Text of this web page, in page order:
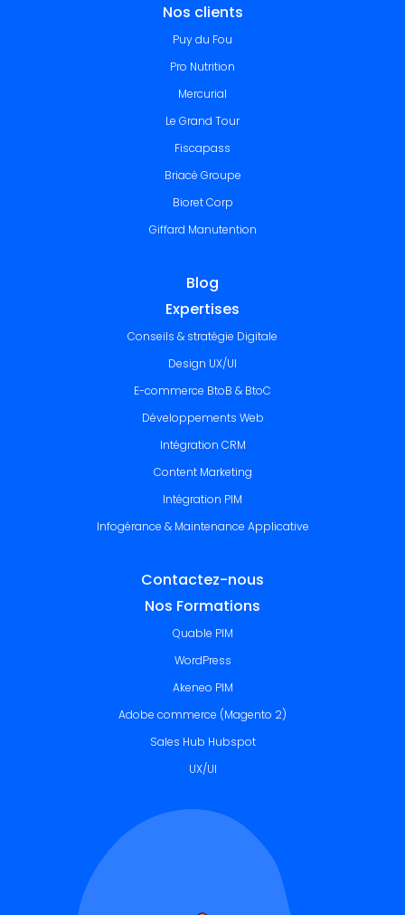
Nos clients
Puy du Fou
Pro Nutrition
Mercurial
Le Grand Tour
Fiscapass
Briacé Groupe
Bioret Corp
Giffard Manutention
Blog
Expertises
Conseils & stratégie Digitale
Design UX/UI
E-commerce BtoB & BtoC
Développements Web
Intégration CRM
Content Marketing
Intégration PIM
Infogérance & Maintenance Applicative
Contactez-nous
Nos Formations
Quable PIM
WordPress
Akeneo PIM
Adobe commerce (Magento 2)
Sales Hub Hubspot
UX/UI